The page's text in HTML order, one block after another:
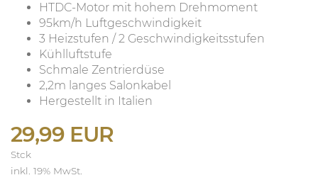
HTDC-Motor mit hohem Drehmoment
95km/h Luftgeschwindigkeit
3 Heizstufen / 2 Geschwindigkeitsstufen
Kühlluftstufe
Schmale Zentrierdüse
2,2m langes Salonkabel
Hergestellt in Italien
29,99 EUR
Stck
inkl. 19% MwSt.